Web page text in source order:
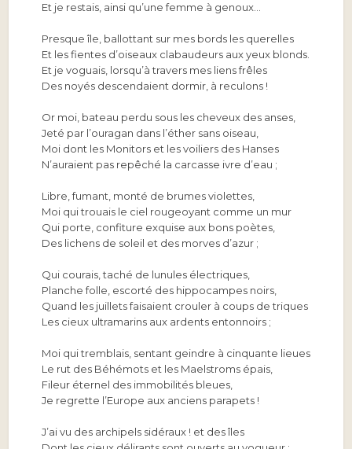
Et je restais, ainsi qu’une femme à genoux…
Presque île, ballottant sur mes bords les querelles
Et les fientes d’oiseaux clabaudeurs aux yeux blonds.
Et je voguais, lorsqu’à travers mes liens frêles
Des noyés descendaient dormir, à reculons !
Or moi, bateau perdu sous les cheveux des anses,
Jeté par l’ouragan dans l’éther sans oiseau,
Moi dont les Monitors et les voiliers des Hanses
N’auraient pas repêché la carcasse ivre d’eau ;
Libre, fumant, monté de brumes violettes,
Moi qui trouais le ciel rougeoyant comme un mur
Qui porte, confiture exquise aux bons poètes,
Des lichens de soleil et des morves d’azur ;
Qui courais, taché de lunules électriques,
Planche folle, escorté des hippocampes noirs,
Quand les juillets faisaient crouler à coups de triques
Les cieux ultramarins aux ardents entonnoirs ;
Moi qui tremblais, sentant geindre à cinquante lieues
Le rut des Béhémots et les Maelstroms épais,
Fileur éternel des immobilités bleues,
Je regrette l’Europe aux anciens parapets !
J’ai vu des archipels sidéraux ! et des îles